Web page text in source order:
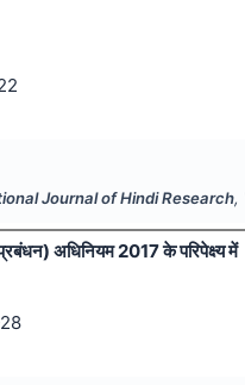
Journal of Hindi Research,
अधिनियम 2017 के परिपेक्ष्य में